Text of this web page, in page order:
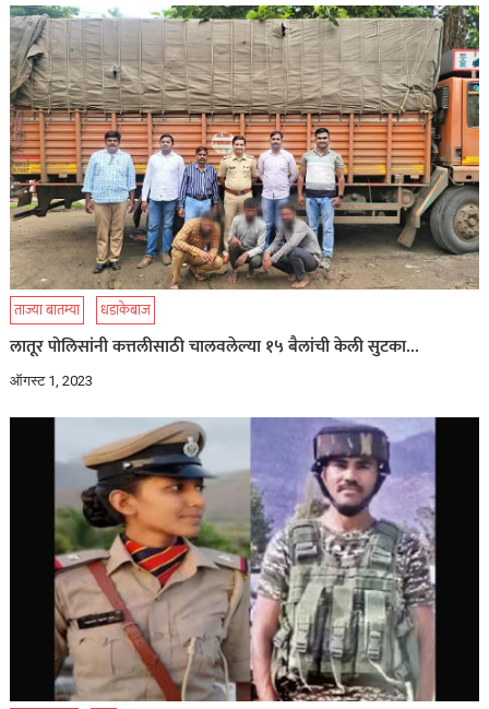
ताज्या बातम्या धडाकेबाज
लातूर पोलिसांनी कत्तलीसाठी चालवलेल्या १५ बैलांची केली सुटका…
ऑगस्ट 1, 2023